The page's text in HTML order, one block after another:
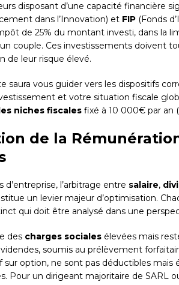
disposant d’une capacité financière
dans l’Innovation) et FIP (Fonds
de 25% du montant investi, dans la
couple. Ces investissements doivent
de leur risque élevé.
saura vous guider vers les dispositifs
et votre situation fiscale
niches fiscales fixé à 10 000€ par an
de la
d’entreprise, l’arbitrage entre salaire,
un levier majeur d’optimisation.
qui doit être analysé dans une
des charges sociales élevées mais
soumis au prélèvement
sur option, ne sont pas déductibles
Pour un dirigeant majoritaire de SARL